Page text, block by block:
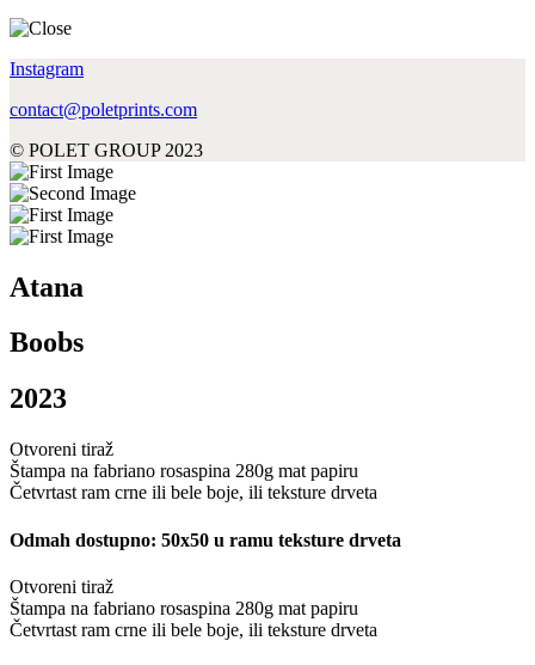
Instagram
contact@poletprints.com
© POLET GROUP 2023
Atana
Boobs
2023
Otvoreni tiraž
Štampa na fabriano rosaspina 280g mat papiru
Četvrtast ram crne ili bele boje, ili teksture drveta
Odmah dostupno: 50x50 u ramu teksture drveta
Otvoreni tiraž
Štampa na fabriano rosaspina 280g mat papiru
Četvrtast ram crne ili bele boje, ili teksture drveta